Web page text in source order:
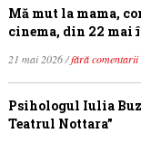
Mă mut la mama,
cinema, din 22 mai
21 mai 2026 /fără comentarii
Psihologul Iulia
Teatrul Nottara”